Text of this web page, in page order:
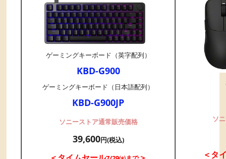
ゲーミングキーボード（英字配列）
KBD-G900
ゲーミングキーボード（日本語配列）
KBD-G900JP
ソニーストア通常販売価格
39,600円(税込)
ソ
＜タ